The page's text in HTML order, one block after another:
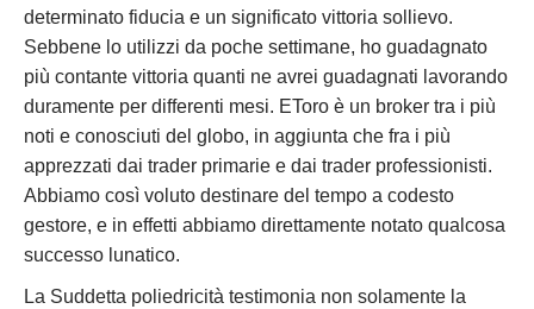
determinato fiducia e un significato vittoria sollievo.
Sebbene lo utilizzi da poche settimane, ho guadagnato
più contante vittoria quanti ne avrei guadagnati lavorando
duramente per differenti mesi. EToro è un broker tra i più
noti e conosciuti del globo, in aggiunta che fra i più
apprezzati dai trader primarie e dai trader professionisti.
Abbiamo così voluto destinare del tempo a codesto
gestore, e in effetti abbiamo direttamente notato qualcosa
successo lunatico.
La Suddetta poliedricità testimonia non solamente la